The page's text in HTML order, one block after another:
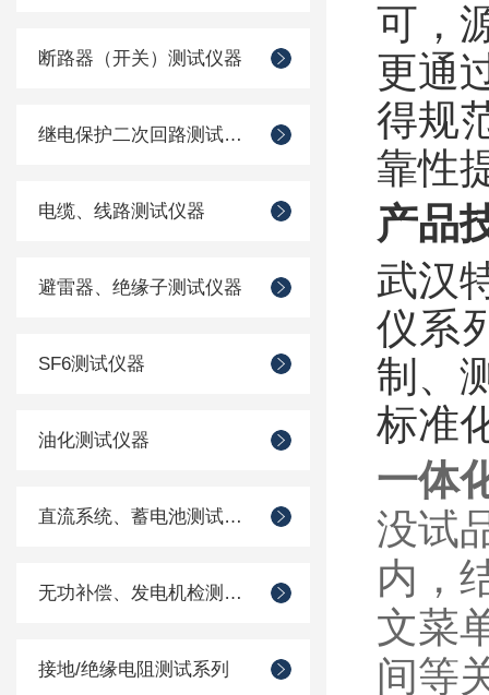
断路器（开关）测试仪器
继电保护二次回路测试仪器
电缆、线路测试仪器
避雷器、绝缘子测试仪器
SF6测试仪器
油化测试仪器
直流系统、蓄电池测试仪器
无功补偿、发电机检测仪器
接地/绝缘电阻测试系列
可，
更通
得规
靠性
产品
武汉
仪系
制、
标准
一体
没试
内，
文菜
间等